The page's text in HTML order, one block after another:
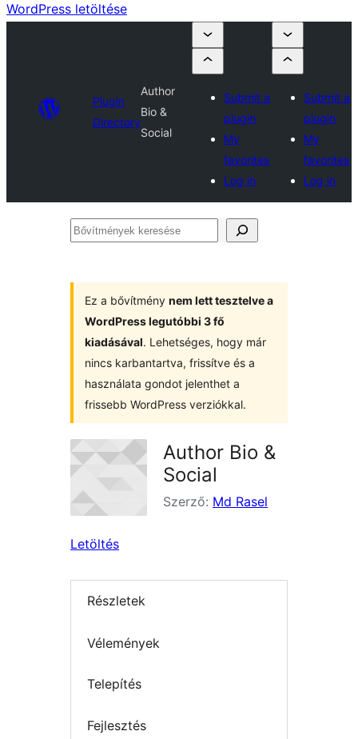
WordPress letöltése
Plugin
Directory
Author
Bio &
Social
Submit a
plugin
My
favorites
Log in
Submit a
plugin
My
favorites
Log in
Bővítmények
Ez a bővítmény nem lett tesztelve a
WordPress legutóbbi 3 fő
kiadásával. Lehetséges, hogy már
nincs karbantartva, frissítve és a
használata gondot jelenthet a
frissebb WordPress verziókkal.
Author Bio &
Social
Szerző: Md Rasel
Letöltés
Részletek
Vélemények
Telepítés
Fejlesztés